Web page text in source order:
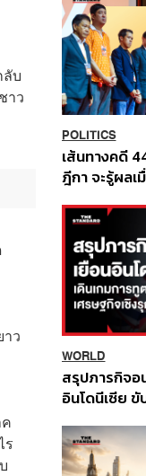
บ
าว
ว
ร
POLITICS
เส้นทางคดี
ฎีกา จะรู้ผลเ
WORLD
สรุปภารกิจอ
อินโดนีเซีย
ส่วนยุทธศาส
อินโดนีเซีย